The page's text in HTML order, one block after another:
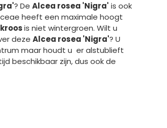
? De Alcea rosea 'Nigra' is ook
heeft een maximale hoogt
is niet wintergroen. Wilt u
deze Alcea rosea 'Nigra'? U
maar houdt u er alstublieft
beschikbaar zijn, dus ook de